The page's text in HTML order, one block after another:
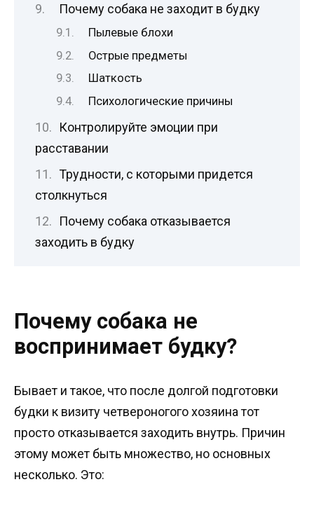
Почему собака не заходит в будку
Пылевые блохи
Острые предметы
Шаткость
Психологические причины
Контролируйте эмоции при
расставании
Трудности, с которыми придется
столкнуться
Почему собака отказывается
заходить в будку
Почему собака не
воспринимает будку?
Бывает и такое, что после долгой подготовки
будки к визиту четвероногого хозяина тот
просто отказывается заходить внутрь. Причин
этому может быть множество, но основных
несколько. Это: